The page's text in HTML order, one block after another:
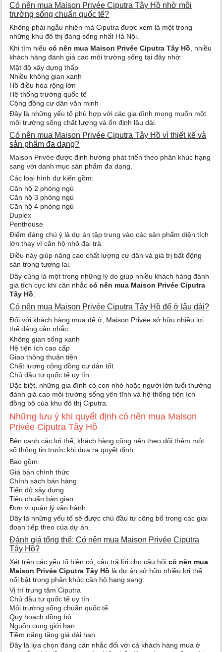
Có nên mua Maison Privée Ciputra Tây Hồ nhờ môi
trường sống chuẩn quốc tế?
Không phải ngẫu nhiên mà Ciputra được xem là một trong
những khu đô thị đáng sống nhất Hà Nội.
Khi tìm hiểucó nên mua Maison Privée Ciputra Tây Hồ , nhiều
khách hàng đánh giá cao môi trường sống tại đây nhờ:
Mật độ xây dựng thấp
Nhiều không gian xanh
Hồ điều hòa rộng lớn
Hệ thống trường quốc tế
Cộng đồng cư dân văn minh
Đây là những yếu tố phù hợp với các gia đình mong muốn một
môi trường sống chất lượng và ổn định lâu dài.
Có nên mua Maison Privée Ciputra Tây Hồ vì thiết kế và
sản phẩm đa dạng?
Maison Privée được định hướng phát triển theo phân khúc hạng
sang với danh mục sản phẩm đa dạng.
Các loại hình dự kiến gồm:
Căn hộ 2 phòng ngủ
Căn hộ 3 phòng ngủ
Căn hộ 4 phòng ngủ
Duplex
Penthouse
Điểm đáng chú ý là dự án tập trung vào các sản phẩm diện tích
lớn thay vì căn hộ nhỏ đại trà.
Điều này giúp nâng cao chất lượng cư dân và giá trị bất động
sản trong tương lai.
Đây cũng là một trong những lý do giúp nhiều khách hàng đánh
giá tích cực khi cân nhắccó nên mua Maison Privée Ciputra
Tây Hồ
Có nên mua Maison Privée Ciputra Tây Hồ để ở lâu dài?
Đối với khách hàng mua để ở, Maison Privée sở hữu nhiều lợi
thế đáng cân nhắc:
Không gian sống xanh
Hệ tiện ích cao cấp
Giao thông thuận tiện
Chất lượng cộng đồng cư dân tốt
Chủ đầu tư quốc tế uy tín
Đặc biệt, những gia đình có con nhỏ hoặc người lớn tuổi thường
đánh giá cao môi trường sống yên tĩnh và hệ thống tiện ích
đồng bộ của khu đô thị Ciputra.
Những lưu ý khi quyết định có nên mua Maison
Privée Ciputra Tây Hồ
Bên cạnh các lợi thế, khách hàng cũng nên theo dõi thêm một
số thông tin trước khi đưa ra quyết định.
Bao gồm:
Giá bán chính thức
Chính sách bán hàng
Tiến độ xây dựng
Tiêu chuẩn bàn giao
Đơn vị quản lý vận hành
Đây là những yếu tố sẽ được chủ đầu tư công bố trong các giai
đoạn tiếp theo của dự án.
Đánh giá tổng thể: Có nên mua Maison Privée Ciputra
Tây Hồ?
Xét trên các yếu tố hiện có, câu trả lời cho câu hỏicó nên mua
Maison Privée Ciputra Tây Hồ là dự án sở hữu nhiều lợi thế
nổi bật trong phân khúc căn hộ hạng sang:
Vị trí trung tâm Ciputra
Chủ đầu tư quốc tế uy tín
Môi trường sống chuẩn quốc tế
Quy hoạch đồng bộ
Nguồn cung giới hạn
Tiềm năng tăng giá dài hạn
Đây là lựa chọn đáng cân nhắc đối với cả khách hàng mua ở